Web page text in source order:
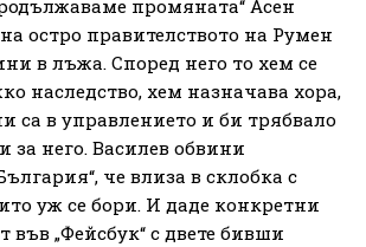
промяната“ Асен
остро правителството на Румен
в лъжа. Според него то хем се
наследство, хем назначава хора,
са в управлението и би трябвало
за него. Василев обвини
че влиза в склобка с
уж се бори. И дадe конкретни
във „Фейсбук“ с двете бивши